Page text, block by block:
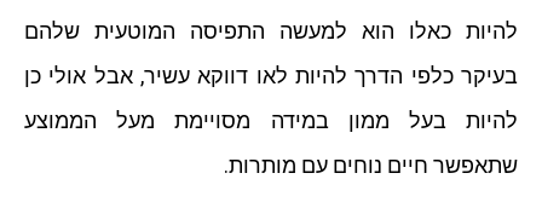
להיות כאלו הוא למעשה התפיסה המוטעית שלהם
בעיקר כלפי הדרך להיות לאו דווקא עשיר, אבל אולי כן
להיות בעל ממון במידה מסויימת מעל הממוצע
שתאפשר חיים נוחים עם מותרות.